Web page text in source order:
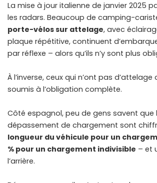
La mise à jour italienne de janvier 2025
les radars. Beaucoup de camping-
porte-vélos sur attelage, avec
plaque répétitive, continuent
par réflexe – alors qu’ils n’y sont plus
À l’inverse, ceux qui n’ont pas
soumis à l’obligation complète.
Côté espagnol, peu de gens savent que
dépassement de chargement sont
longueur du véhicule pour un
% pour un chargement indivisible – et
l’arrière.